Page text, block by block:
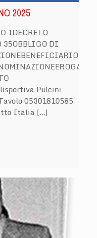
2025
1DECRETO
35OBBLIGO DI
Pulcini
05301810585
Italia […]